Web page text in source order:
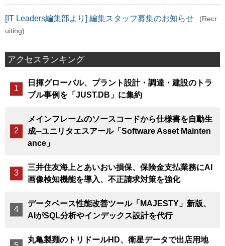
[IT Leaders編集部より] 編集スタッフ募集のお知らせ
(Recr
uiting)
アクセスランキング
日揮グローバル、プラント設計・調達・建設のトラ
ブル事例を「JUST.DB」に集約
メインフレームのソースコードから仕様書を自動生
成─ユニリタエスアール「Software Asset Mainten
ance」
三井住友海上とあいおい損保、保険金支払業務にAI
画像検知機能を導入、不正請求対策を強化
データベース性能改善ツール「MAJESTY」新版、
AIがSQL分析やインデックス設計を代行
丸亀製麺のトリドールHD、衛星データで出店用地